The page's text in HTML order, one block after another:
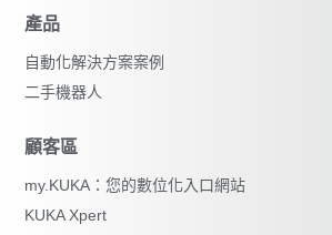
產品
自動化解決方案案例
二手機器人
顧客區
my.KUKA：您的數位化入口網站
KUKA Xpert